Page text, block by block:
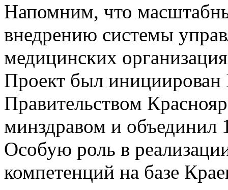
Напомним, что
внедрению системы
медицинских
Проект был инициирован
Правительством
минздравом и объединил
Особую роль в
компетенций на базе